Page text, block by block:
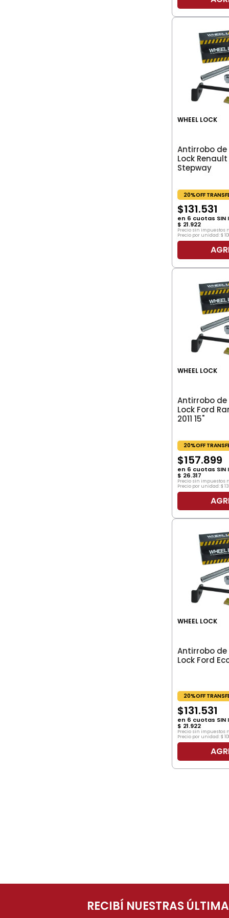
WHEEL LOCK
Antirrobo de
Lock
Stepway
20%OFF
$131.531
en 6 cuotas SIN
$ 21.922
Precio sin impuestos
Precio por unidad:$
WHEEL LOCK
Antirrobo de
Lock Ford
2011 15"
20%OFF
$157.899
en 6 cuotas SIN
$ 26.317
Precio sin impuestos
Precio por unidad:$
WHEEL LOCK
Antirrobo de
Lock Ford
20%OFF
$131.531
en 6 cuotas SIN
$ 21.922
Precio sin impuestos
Precio por unidad:$
RECIBÍ NUESTRAS